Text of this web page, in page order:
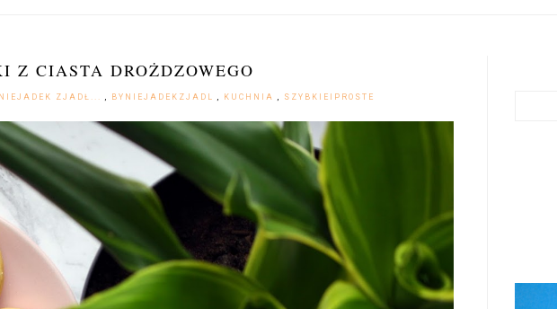
Z CIASTA DROŻDZOWEGO
ZJADŁ... , BYNIEJADEKZJADL , KUCHNIA , SZYBKIEIPROSTE